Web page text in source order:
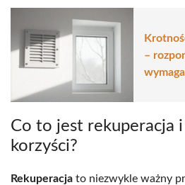
–
Co to jest rekuperacja
korzyści?
Rekuperacja to niezwykle ważny